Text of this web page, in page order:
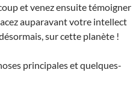
et venez ensuite témoigner
auparavant votre intellect
sur cette planète !
principales et quelques-